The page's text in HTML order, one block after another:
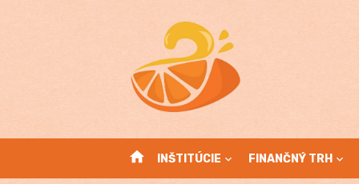
home INŠTITÚCIE FINANČNÝ TRH